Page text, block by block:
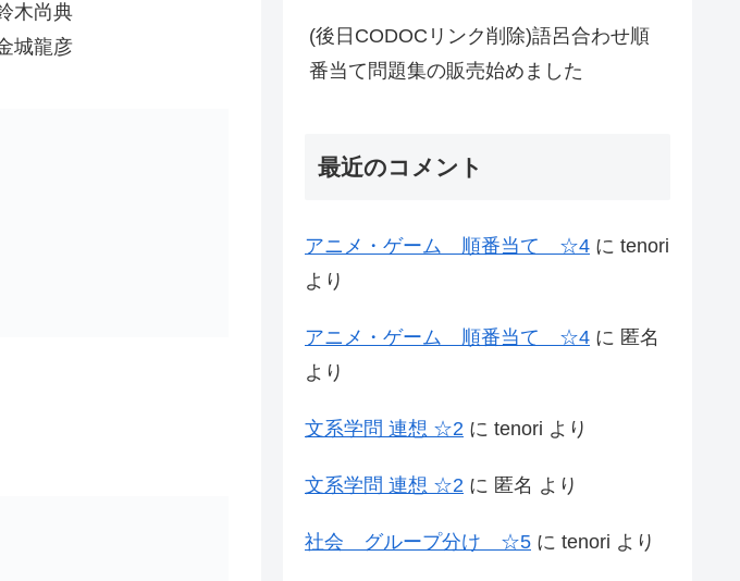
木尚典
城龍彦
(後日CODOCリンク削除)語呂合わせ順
番当て問題集の販売始めました
最近のコメント
アニメ・ゲーム 順番当て ☆4 に tenori
より
アニメ・ゲーム 順番当て ☆4 に 匿名
より
文系学問 連想 ☆2 に tenori より
文系学問 連想 ☆2 に 匿名 より
社会 グループ分け ☆5 に tenori より